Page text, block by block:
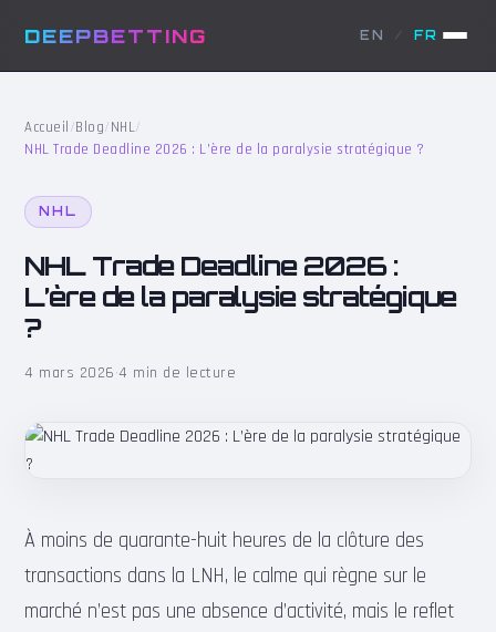
DEEPBETTING EN / FR
Accueil /Blog/NHL/
NHL Trade Deadline 2026 : L’ère de la paralysie stratégique ?
NHL
NHL Trade Deadline 2026 :
L’ère de la paralysie stratégique
?
4 mars 2026·4 min de lecture
À moins de quarante-huit heures de la clôture des
transactions dans la LNH, le calme qui règne sur le
marché n’est pas une absence d’activité, mais le reflet